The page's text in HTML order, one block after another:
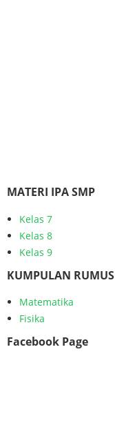
MATERI IPA SMP
Kelas 7
Kelas 8
Kelas 9
KUMPULAN RUMUS
Matematika
Fisika
Facebook Page